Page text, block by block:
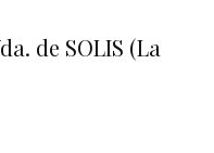
de SOLIS (La